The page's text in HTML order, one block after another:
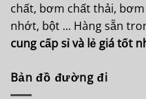
chất, bơm chất thải,
nhớt, bột ... Hàng sẵn
cung cấp sỉ và lẻ giá tốt
Bản đồ đường đi